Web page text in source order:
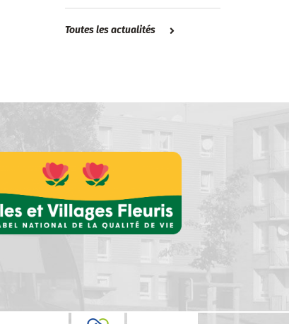
Toutes les actualités